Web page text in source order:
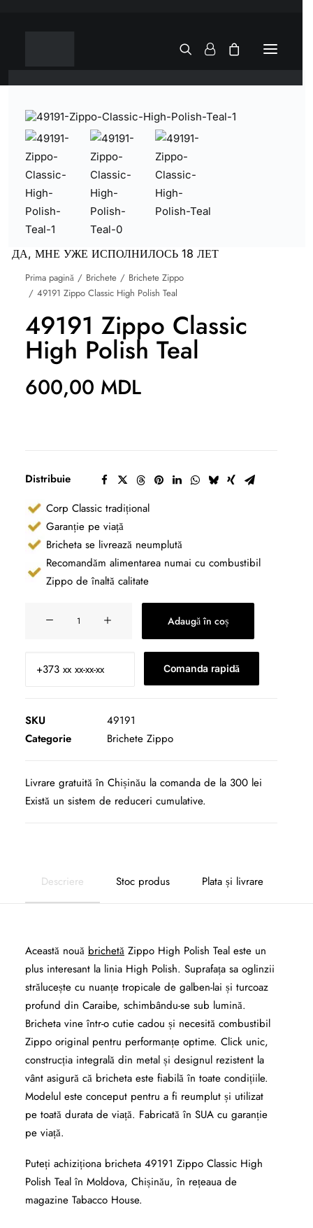
Prima pagină Brichete
Brichete Zippo
49191 Zippo Classic High Polish Teal
49191 Zippo Classic
High Polish Teal
600,00 MDL
Distribuie
Corp Classic tradițional
Garanție pe viață
Bricheta se livrează neumplută
Recomandăm alimentarea numai cu combustibil
Zippo de înaltă calitate
Classic
Teal
Adaugă în coș
Comanda rapidă
SKU
49191
Categorie
Brichete Zippo
Livrare gratuită în Chișinău la comanda de la 300 lei
Există un sistem de reduceri cumulative.
Descriere Stoc produs Plata și livrare
Această nouă brichetă Zippo High Polish Teal este un
plus interesant la linia High Polish. Suprafața sa oglinzii
strălucește cu nuanțe tropicale de galben-lai și turcoaz
profund din Caraibe, schimbându-se sub lumină.
Bricheta vine într-o cutie cadou și necesită combustibil
Zippo original pentru performanțe optime. Click unic,
construcția integrală din metal și designul rezistent la
vânt asigură că bricheta este fiabilă în toate condițiile.
Modelul este conceput pentru a fi reumplut și utilizat
pe toată durata de viață. Fabricată în SUA cu garanție
pe viață.
Puteți achiziționa bricheta 49191 Zippo Classic High
Polish Teal în Moldova, Chișinău, în rețeaua de
magazine Tabacco House.
ДА, МНЕ УЖЕ ИСПОЛНИЛОСЬ 18 ЛЕТ